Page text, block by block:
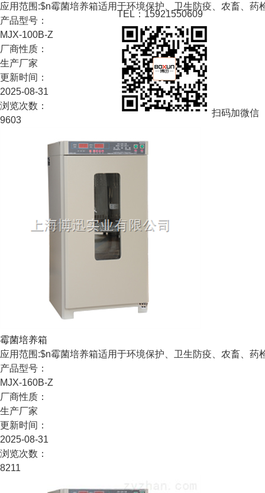
应用范围:$n霉菌培养箱适用于环境保护、卫生防疫、农畜、
产品型号：
MJX-100B-Z
厂商性质：
生产厂家
更新时间：
2025-08-31
浏览次数：
9603
霉菌培养箱
应用范围:$n霉菌培养箱适用于环境保护、卫生防疫、农畜、
产品型号：
MJX-160B-Z
厂商性质：
生产厂家
更新时间：
2025-08-31
浏览次数：
8211
TEL：15921550609
扫码加微信